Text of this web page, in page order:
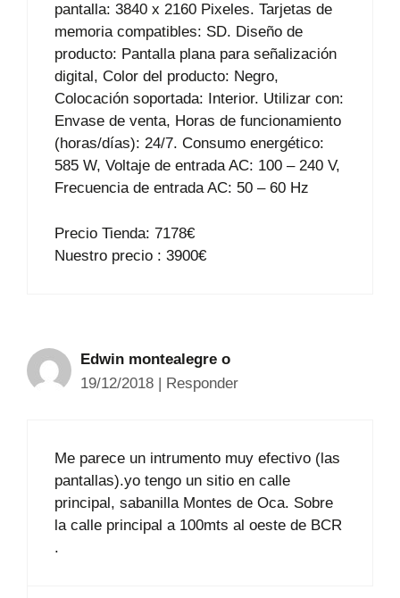
pantalla: 3840 x 2160 Pixeles. Tarjetas de
memoria compatibles: SD. Diseño de
producto: Pantalla plana para señalización
digital, Color del producto: Negro,
Colocación soportada: Interior. Utilizar con:
Envase de venta, Horas de funcionamiento
(horas/días): 24/7. Consumo energético:
585 W, Voltaje de entrada AC: 100 – 240 V,
Frecuencia de entrada AC: 50 – 60 Hz
Precio Tienda: 7178€
Nuestro precio : 3900€
Edwin montealegre o
19/12/2018 | Responder
Me parece un intrumento muy efectivo (las
pantallas).yo tengo un sitio en calle
principal, sabanilla Montes de Oca. Sobre
la calle principal a 100mts al oeste de BCR
.